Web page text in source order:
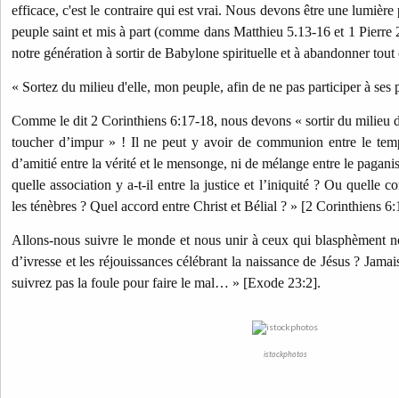
efficace, c'est le contraire qui est vrai. Nous devons être une lumière
peuple saint et mis à part (comme dans Matthieu 5.13-16 et 1
notre génération à sortir de Babylone spirituelle et à abandonner
« Sortez du milieu d'elle, mon peuple, afin de ne pas participer à
Comme le dit 2 Corinthiens 6:17-18, nous devons « sortir du milieu
toucher d’impur » ! Il ne peut y avoir de communion entre le
d’amitié entre la vérité et le mensonge, ni de mélange entre le
quelle association y a-t-il entre la justice et l’iniquité ? Ou quelle
les ténèbres ? Quel accord entre Christ et Bélial ? » [2 Corinthiens
Allons-nous suivre le monde et nous unir à ceux qui blasphèment
d’ivresse et les réjouissances célébrant la naissance de Jésus ?
suivrez pas la foule pour faire le mal… » [Exode 23:2].
istockphotos